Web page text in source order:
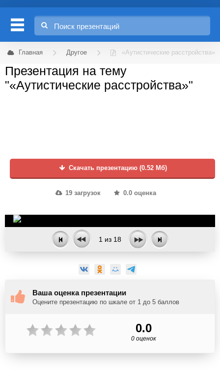
Главная Другое «Аутистические расстройства»
Презентация на тему
"«Аутистические расстройства»"
Скачать презентацию (0.52 Мб)
19 загрузок 0.0 оценка
1 из 18
Ваша оценка презентации
Оцените презентацию по шкале от 1 до 5 баллов
0.0
0 оценок